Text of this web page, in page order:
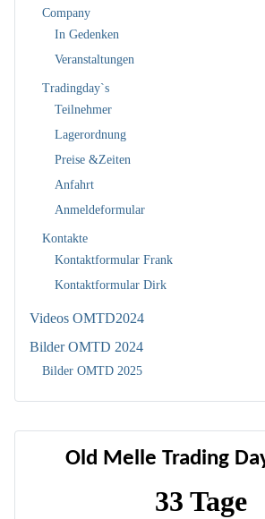
Old Melle Trading
33 Tage
Company
In Gedenken
Veranstaltungen
Tradingday`s
Teilnehmer
Lagerordnung
Preise &Zeiten
Anfahrt
Anmeldeformular
Kontakte
Kontaktformular Frank
Kontaktformular Dirk
Videos OMTD2024
Bilder OMTD 2024
Bilder OMTD 2025